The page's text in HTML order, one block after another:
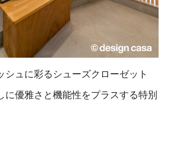
シュに彩るシューズクローゼット
に優雅さと機能性をプラスする特別